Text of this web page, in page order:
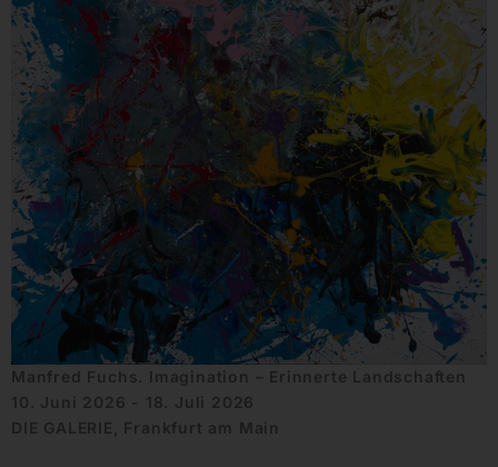
Manfred Fuchs. Imagination – Erinnerte Landschaften
10. Juni 2026 - 18. Juli 2026
DIE GALERIE, Frankfurt am Main